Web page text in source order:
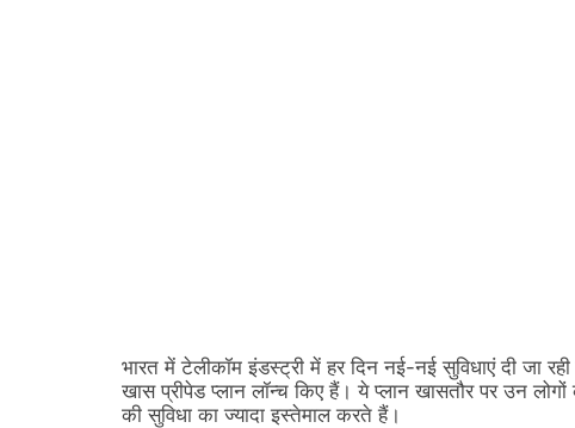
भारत में टेलीकॉम इंडस्ट्री में हर दिन नई-नई सुविधाएं दी जा
खास प्रीपेड प्लान लॉन्च किए हैं। ये प्लान खासतौर पर उन
की सुविधा का ज्यादा इस्तेमाल करते हैं।